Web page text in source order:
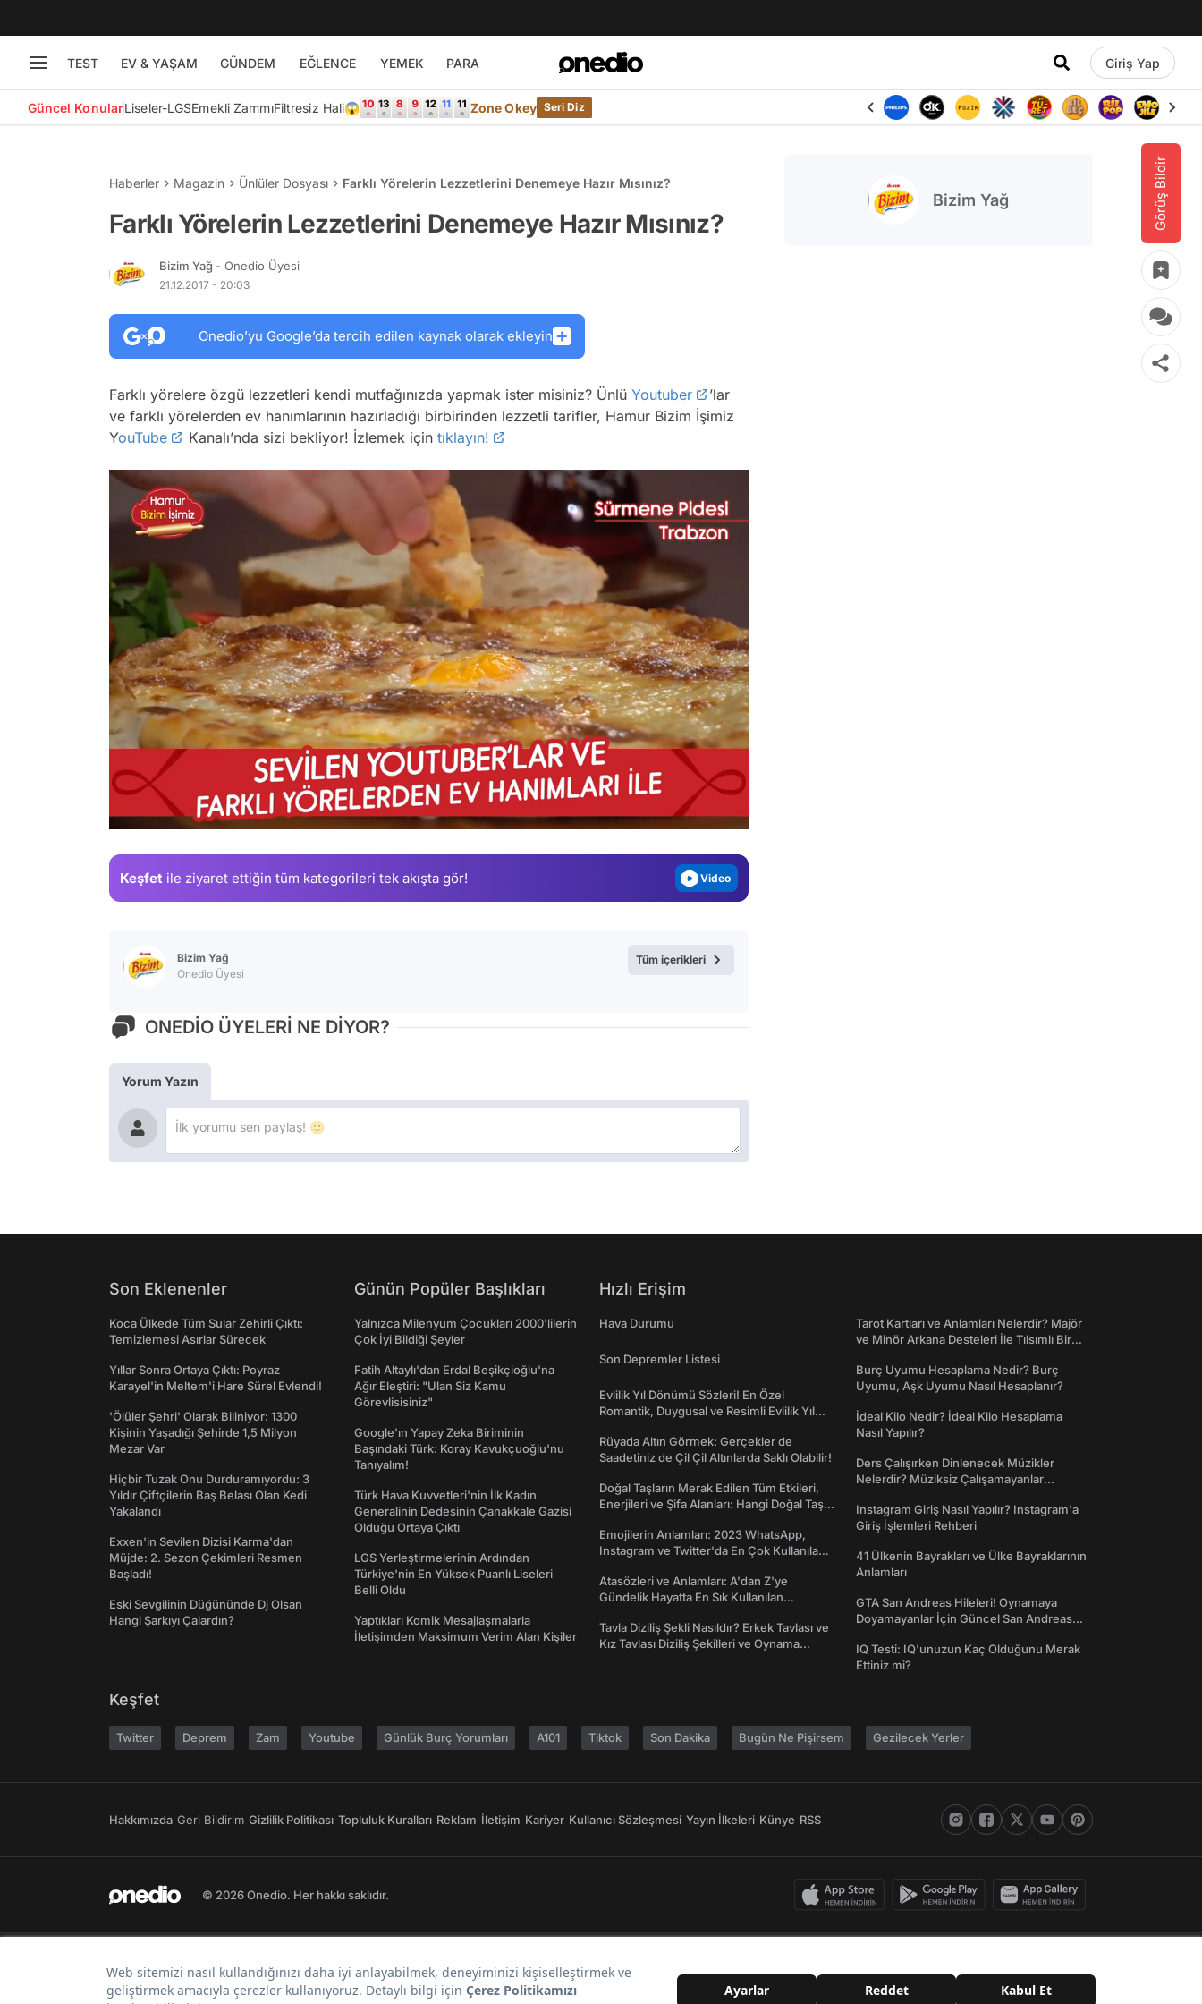
TEST EV & YAŞAM GÜNDEM EĞLENCE YEMEK PARA Giriş Yap
Güncel KonularLiseler-LGSEmekli ZammıFiltresiz Hali😱 Zone Okey Seri Diz
Görüş Bildir
Haberler Magazin Ünlüler Dosyası Farklı Yörelerin Lezzetlerini Denemeye Hazır Mısınız?
Farklı Yörelerin Lezzetlerini Denemeye Hazır Mısınız?
Bizim Yağ - Onedio Üyesi
21.12.2017 - 20:03
Onedio’yu Google’da tercih edilen kaynak olarak ekleyin
Farklı yörelere özgü lezzetleri kendi mutfağınızda yapmak ister misiniz? Ünlü Youtuber
’lar
ve farklı yörelerden ev hanımlarının hazırladığı birbirinden lezzetli tarifler, Hamur Bizim İşimiz
YouTube Kanalı’nda sizi bekliyor! İzlemek için tıklayın!
Keşfet ile ziyaret ettiğin tüm kategorileri tek akışta gör!
Test
Gündem
Video
Bizim Yağ
Onedio Üyesi
Tüm içerikleri
ONEDİO ÜYELERİ NE DİYOR?
Yorum Yazın
Bizim Yağ
Son Eklenenler
Koca Ülkede Tüm Sular Zehirli Çıktı:
Temizlemesi Asırlar Sürecek
Yıllar Sonra Ortaya Çıktı: Poyraz
Karayel'in Meltem'i Hare Sürel Evlendi!
'Ölüler Şehri' Olarak Biliniyor: 1300
Kişinin Yaşadığı Şehirde 1,5 Milyon
Mezar Var
Hiçbir Tuzak Onu Durduramıyordu: 3
Yıldır Çiftçilerin Baş Belası Olan Kedi
Yakalandı
Exxen'in Sevilen Dizisi Karma'dan
Müjde: 2. Sezon Çekimleri Resmen
Başladı!
Eski Sevgilinin Düğününde Dj Olsan
Hangi Şarkıyı Çalardın?
Günün Popüler Başlıkları
Yalnızca Milenyum Çocukları 2000'lilerin
Çok İyi Bildiği Şeyler
Fatih Altaylı'dan Erdal Beşikçioğlu'na
Ağır Eleştiri: "Ulan Siz Kamu
Görevlisisiniz"
Google'ın Yapay Zeka Biriminin
Başındaki Türk: Koray Kavukçuoğlu'nu
Tanıyalım!
Türk Hava Kuvvetleri'nin İlk Kadın
Generalinin Dedesinin Çanakkale Gazisi
Olduğu Ortaya Çıktı
LGS Yerleştirmelerinin Ardından
Türkiye'nin En Yüksek Puanlı Liseleri
Belli Oldu
Yaptıkları Komik Mesajlaşmalarla
İletişimden Maksimum Verim Alan Kişiler
Hızlı Erişim
Hava Durumu
Son Depremler Listesi
Evlilik Yıl Dönümü Sözleri! En Özel
Romantik, Duygusal ve Resimli Evlilik Yıl
Rüyada Altın Görmek: Gerçekler de
Saadetiniz de Çil Çil Altınlarda Saklı Olabilir!
Doğal Taşların Merak Edilen Tüm Etkileri,
Enerjileri ve Şifa Alanları: Hangi Doğal Taş
Emojilerin Anlamları: 2023 WhatsApp,
Instagram ve Twitter'da En Çok Kullanılan
Atasözleri ve Anlamları: A'dan Z'ye
Gündelik Hayatta En Sık Kullanılan
Tavla Diziliş Şekli Nasıldır? Erkek Tavlası ve
Kız Tavlası Diziliş Şekilleri ve Oynama
Tarot Kartları ve Anlamları Nelerdir? Majör
ve Minör Arkana Desteleri İle Tılsımlı Bir
Burç Uyumu Hesaplama Nedir? Burç
Uyumu, Aşk Uyumu Nasıl Hesaplanır?
İdeal Kilo Nedir? İdeal Kilo Hesaplama
Nasıl Yapılır?
Ders Çalışırken Dinlenecek Müzikler
Nelerdir? Müziksiz Çalışamayanlar
Instagram Giriş Nasıl Yapılır? Instagram'a
Giriş İşlemleri Rehberi
41 Ülkenin Bayrakları ve Ülke Bayraklarının
Anlamları
GTA San Andreas Hileleri! Oynamaya
Doyamayanlar İçin Güncel San Andreas
IQ Testi: IQ'unuzun Kaç Olduğunu Merak
Ettiniz mi?
Keşfet
Twitter Deprem Zam Youtube Günlük Burç Yorumları A101 Tiktok Son Dakika Bugün Ne Pişirsem Gezilecek Yerler
Hakkımızda Geri Bildirim Gizlilik Politikası Topluluk Kuralları Reklam İletişim Kariyer Kullanıcı Sözleşmesi Yayın İlkeleri Künye RSS
© 2026 Onedio. Her hakkı saklıdır.